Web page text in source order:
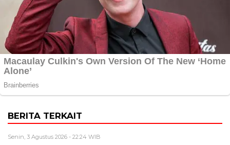
BERITA TERKAIT
Senin, 3 Agustus 2026 - 22:24 WIB